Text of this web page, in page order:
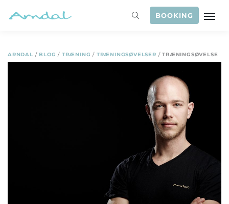
BOOKING
ARNDAL / BLOG / TRÆNING / TRÆNINGSØVELSER /TRÆNINGSØVELSE